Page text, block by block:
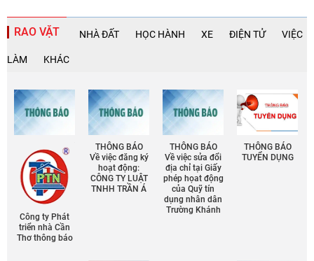
Chia sẻ
Facebook
RAO VẶT NHÀ ĐẤT HỌC HÀNH XE ĐIỆN TỬ VIỆC
LÀM KHÁC
Công ty Phát
triển nhà Cần
Thơ thông báo
THÔNG BÁO
Về việc đăng ký
hoạt động:
CÔNG TY LUẬT
TNHH TRẦN Á
THÔNG BÁO
Về việc sửa đổi
địa chỉ tại Giấy
phép họat động
của Quỹ tín
dụng nhân dân
Trường Khánh
THÔNG BÁO
TUYỂN DỤNG